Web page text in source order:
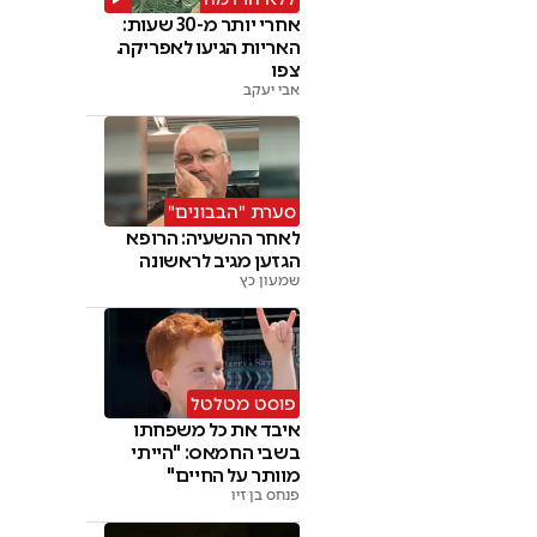
אחרי יותר מ-30 שעות:
האריות הגיעו לאפריקה.
צפו
אבי יעקב
סערת "הבבונים"
לאחר ההשעיה: הרופא
הגזען מגיב לראשונה
שמעון כץ
פוסט מטלטל
איבד את כל משפחתו
בשבי החמאס: "הייתי
מוותר על החיים"
פנחס בן זיו